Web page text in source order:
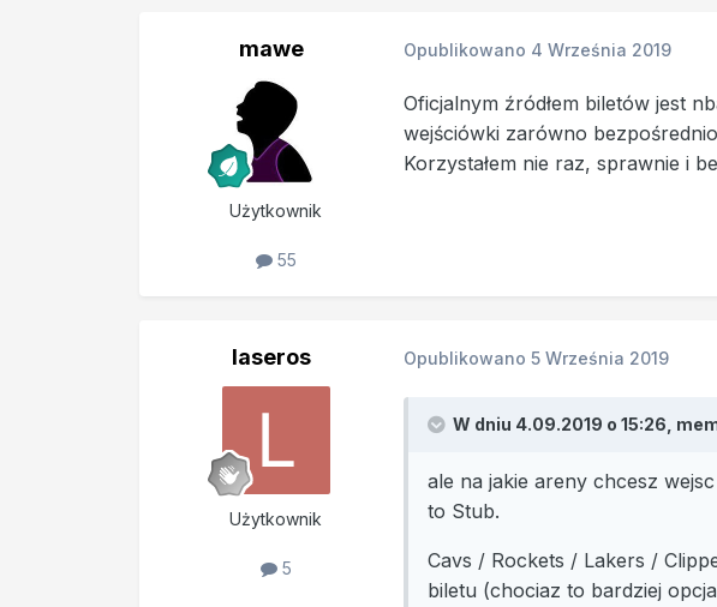
mawe
Użytkownik
55
Opublikowano 4 Września 2019
Oficjalnym źródłem biletów jest
wejściówki zarówno
Korzystałem nie raz, sprawnie i
laseros
Użytkownik
5
Opublikowano 5 Września 2019
W dniu 4.09.2019 o 15:26,
ale na jakie areny chcesz
to Stub.
Cavs / Rockets / Lakers /
biletu (chociaz to bardziej